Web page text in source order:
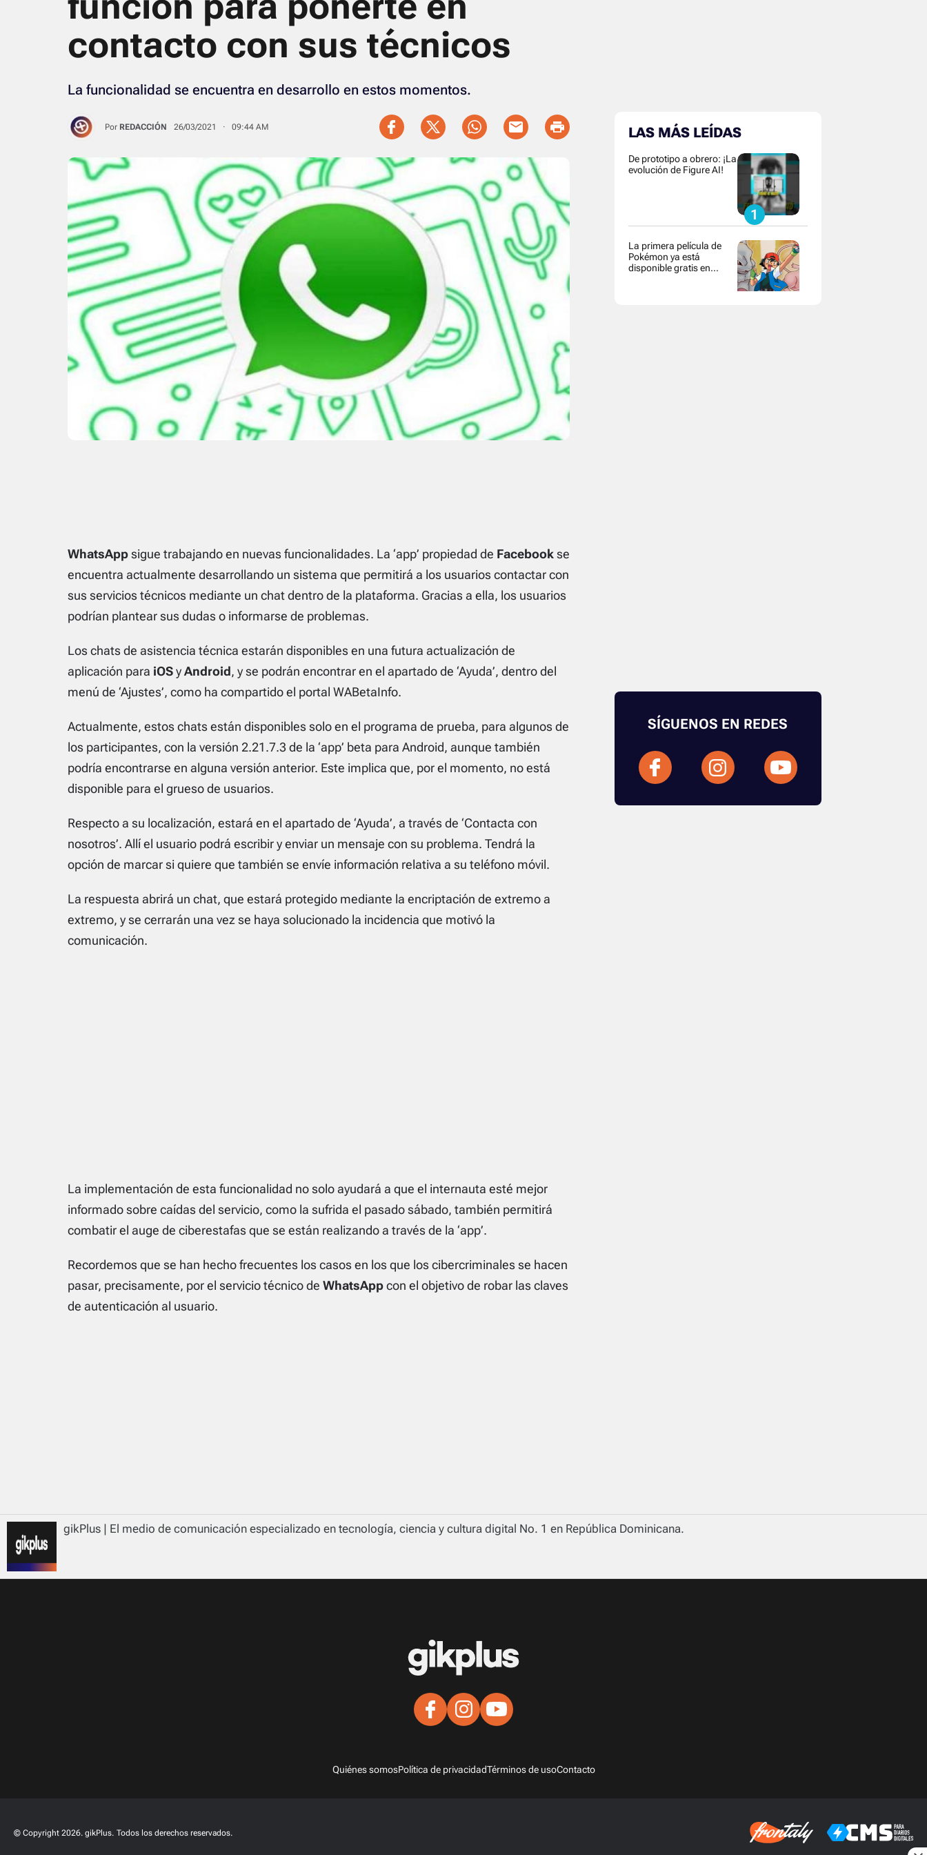
contacto con sus técnicos
La funcionalidad se encuentra en desarrollo en estos momentos.
Por REDACCIÓN 26/03/2021 · 09:44 AM
WhatsAppsigue trabajando en nuevas funcionalidades. La ‘app’ propiedad de Facebookse
encuentra actualmente desarrollando un sistema que permitirá a los usuarios contactar con
sus servicios técnicos mediante un chat dentro de la plataforma. Gracias a ella, los usuarios
podrían plantear sus dudas o informarse de problemas.
Los chats de asistencia técnica estarán disponibles en una futura actualización de
aplicación para iOSyAndroid, y se podrán encontrar en el apartado de ‘Ayuda’, dentro del
menú de ‘Ajustes’, como ha compartido el portal WABetaInfo.
Actualmente, estos chats están disponibles solo en el programa de prueba, para algunos de
los participantes, con la versión 2.21.7.3 de la ‘app’ beta para Android, aunque también
podría encontrarse en alguna versión anterior. Este implica que, por el momento, no está
disponible para el grueso de usuarios.
Respecto a su localización, estará en el apartado de ‘Ayuda’, a través de ‘Contacta con
nosotros’. Allí el usuario podrá escribir y enviar un mensaje con su problema. Tendrá la
opción de marcar si quiere que también se envíe información relativa a su teléfono móvil.
La respuesta abrirá un chat, que estará protegido mediante la encriptación de extremo a
extremo, y se cerrarán una vez se haya solucionado la incidencia que motivó la
comunicación.
La implementación de esta funcionalidad no solo ayudará a que el internauta esté mejor
informado sobre caídas del servicio, como la sufrida el pasado sábado, también permitirá
combatir el auge de ciberestafas que se están realizando a través de la ‘app’.
Recordemos que se han hecho frecuentes los casos en los que los cibercriminales se hacen
pasar, precisamente, por el servicio técnico de WhatsAppcon el objetivo de robar las claves
de autenticación al usuario.
LAS MÁS LEÍDAS
De prototipo a obrero: ¡La
evolución de Figure AI!
La primera película de
Pokémon ya está
disponible gratis en
SÍGUENOS EN REDES
gikPlus | El medio de comunicación especializado en tecnología, ciencia y cultura digital No. 1 en República Dominicana.
Quiénes somosPolítica de privacidadTérminos de usoContacto
© Copyright 2026. gikPlus. Todos los derechos reservados.